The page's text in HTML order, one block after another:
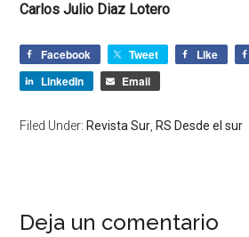
Carlos Julio Diaz Lotero
Facebook Tweet Like
LinkedIn
Email
Filed Under: Revista Sur RS Desde el sur
Deja un comentario